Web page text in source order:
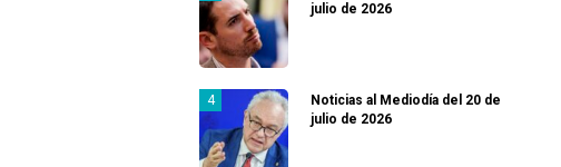
julio de 2026
Noticias al Mediodía del 20 de
julio de 2026